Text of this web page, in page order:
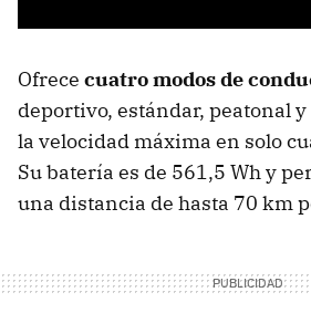
Ofrece cuatro modos de
deportivo, estándar, peatonal y
la velocidad máxima en solo
Su batería es de 561,5 Wh y
una distancia de hasta 70 km